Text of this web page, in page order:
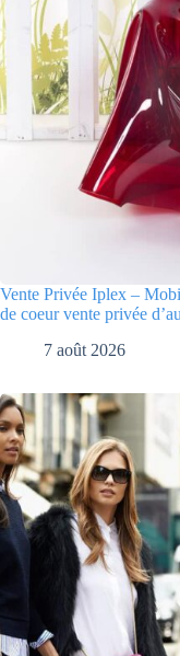
Vente Privée Iplex –
de coeur vente privée
7 août 2026